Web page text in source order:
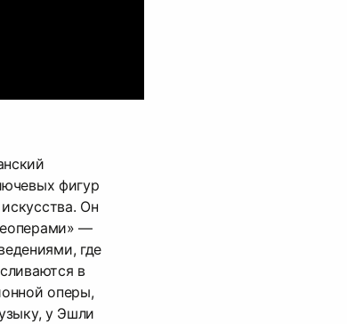
фигур
Он
—
где
в
оперы,
у Эшли